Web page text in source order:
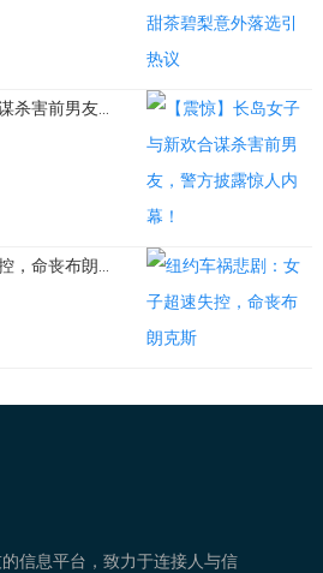
杀害前男友...
，命丧布朗...
信息平台，致力于连接人与信